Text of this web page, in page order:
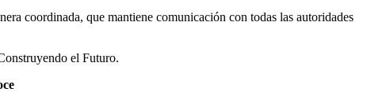
coordinada, que mantiene comunicación con todas las autoridades
el Futuro.